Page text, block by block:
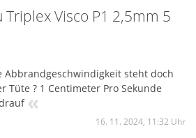
Visco P1 2,5mm 5
Abbrandgeschwindigkeit steht doch
Tüte ? 1 Centimeter Pro Sekunde
«
16. 11. 2024, 11:32 Uhr